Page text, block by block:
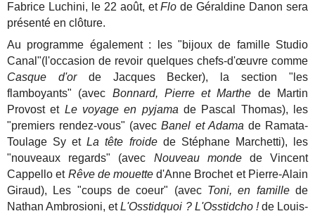
Fabrice Luchini, le 22 août, etFlode Géraldine Danon sera
présenté en clôture.
Au programme également : les "bijoux de famille Studio
Canal"(l'occasion de revoir quelques chefs-d'œuvre comme
Casque d'orde Jacques Becker), la section "les
flamboyants" (avec Bonnard, Pierre et Marthe de Martin
Provost et Le voyage en pyjama de Pascal Thomas), les
"premiers rendez-vous" (avecBanel et Adama de Ramata-
Toulage Sy etLa tête froidede Stéphane Marchetti), les
"nouveaux regards" (avec Nouveau monde de Vincent
Cappello et Rêve de mouetted'Anne Brochet et Pierre-Alain
Giraud), Les "coups de coeur" (avec Toni, en famillede
Nathan Ambrosioni, etL'Osstidquoi ? L'Osstidcho !de Louis-